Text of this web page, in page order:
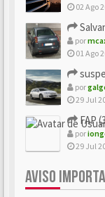
02 Ago
por
01 Ago
por
29 Jul
FAP
por
29 Jul
AVISO